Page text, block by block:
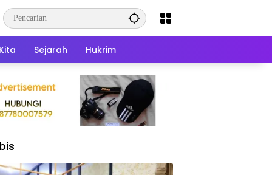
Sejarah Hukrim